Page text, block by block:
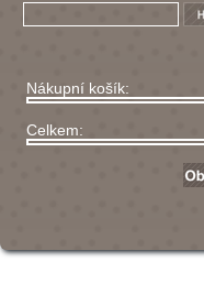
Nákupní košík:
Celkem: